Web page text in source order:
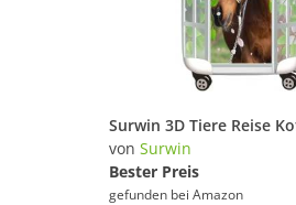
von Surwin
Bester Preis
gefunden bei Amazon